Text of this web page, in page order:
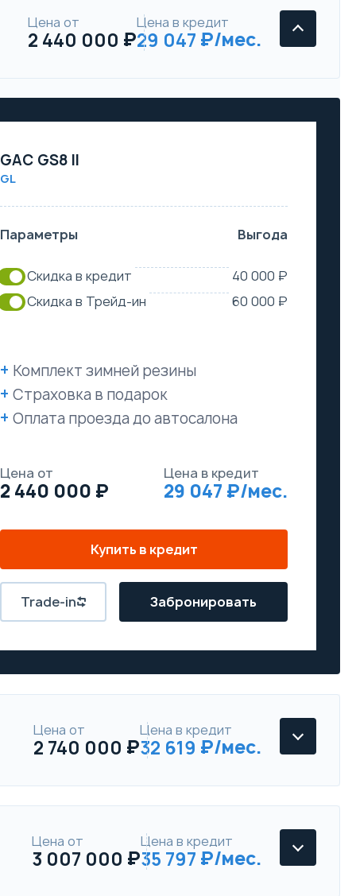
Цена от
2 440 000
Цена в кредит
29 047
GAC GS8 II
GL
Параметры Выгода
Скидка в кредит
40 000 ₽
Скидка в Трейд-ин
60 000 ₽
Комплект зимней резины
Страховка в подарок
Оплата проезда до автосалона
Цена от
2 440 000
Цена в кредит
29 047
Купить в кредит
Trade-in Забронировать
Цена от
2 740 000
Цена в кредит
32 619
GAC GS8 II
Цена от
3 007 000
Цена в кредит
35 797